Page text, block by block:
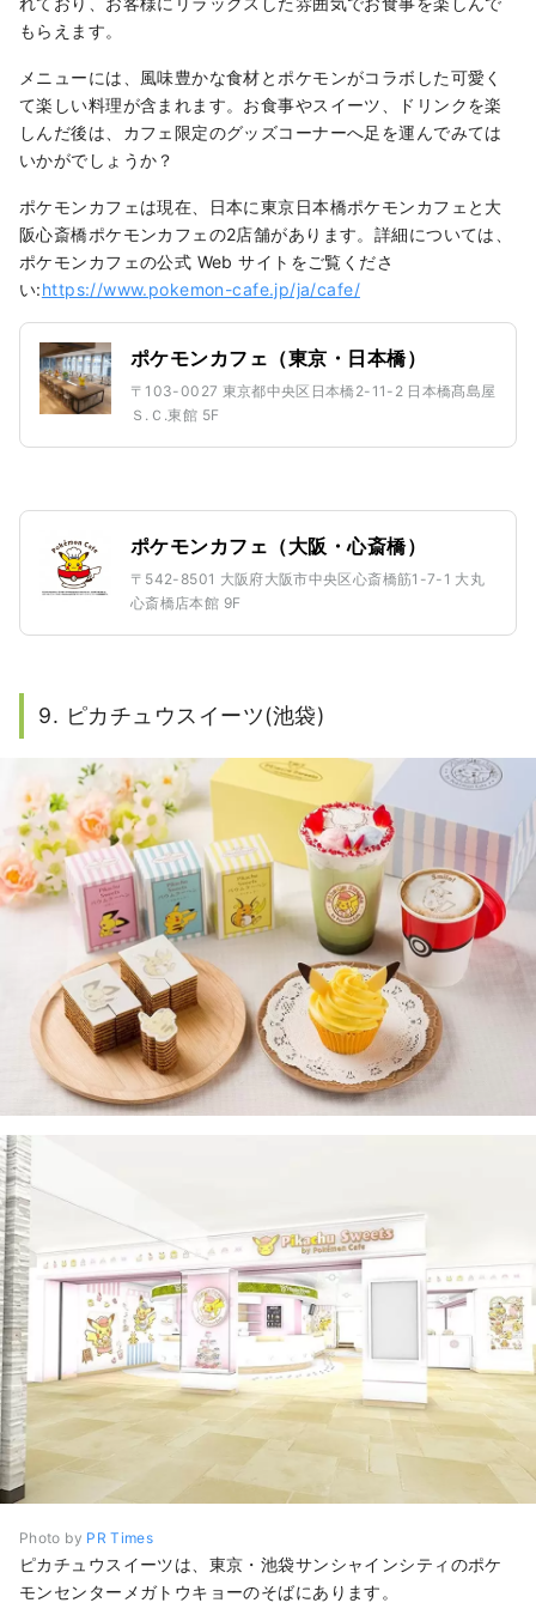
もらえます。
メニューには、風味豊かな食材とポケモンがコラボした可愛く
て楽しい料理が含まれます。お食事やスイーツ、ドリンクを楽
しんだ後は、カフェ限定のグッズコーナーへ足を運んでみては
いかがでしょうか？
ポケモンカフェは現在、日本に東京日本橋ポケモンカフェと大
阪心斎橋ポケモンカフェの2店舗があります。詳細については、
ポケモンカフェの公式 Web サイトをご覧くださ
い:https://www.pokemon-cafe.jp/ja/cafe/
ポケモンカフェ（東京・日本橋）
〒103-0027 東京都中央区日本橋2-11-2 日本橋髙島屋
Ｓ.Ｃ.東館 5F
ポケモンカフェ（大阪・心斎橋）
〒542-8501 大阪府大阪市中央区心斎橋筋1-7-1 大丸
心斎橋店本館 9F
9. ピカチュウスイーツ(池袋)
Photo by PR Times
ピカチュウスイーツは、東京・池袋サンシャインシティのポケ
モンセンターメガトウキョーのそばにあります。